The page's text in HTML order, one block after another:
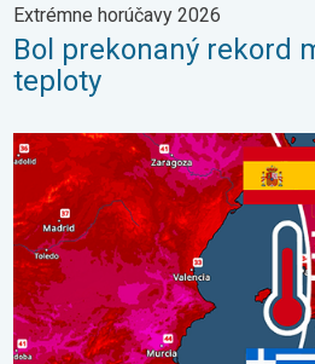
Extrémne horúčavy 2026
Bol prekonaný rekord
teploty
V južnej Európe vrcholia ďalšie